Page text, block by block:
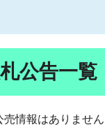
公告一覧
売情報はありません